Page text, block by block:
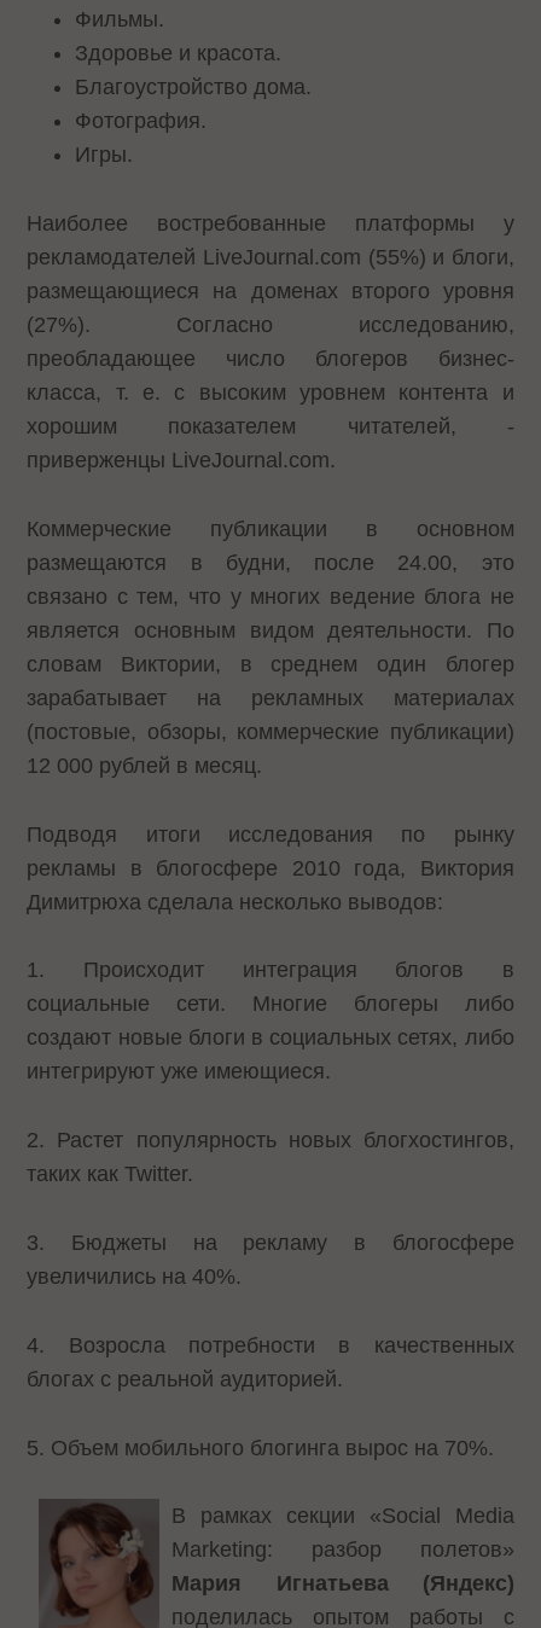
Фильмы.
Здоровье и красота.
Благоустройство дома.
Фотография.
Игры.
Наиболее востребованные платформы у
рекламодателей LiveJournal.com (55%) и блоги,
размещающиеся на доменах второго уровня
(27%). Согласно исследованию,
преобладающее число блогеров бизнес-
класса, т. е. с высоким уровнем контента и
хорошим показателем читателей, -
приверженцы LiveJournal.com.
Коммерческие публикации в основном
размещаются в будни, после 24.00, это
связано с тем, что у многих ведение блога не
является основным видом деятельности. По
словам Виктории, в среднем один блогер
зарабатывает на рекламных материалах
(постовые, обзоры, коммерческие публикации)
12 000 рублей в месяц.
Подводя итоги исследования по рынку
рекламы в блогосфере 2010 года, Виктория
Димитрюха сделала несколько выводов:
1. Происходит интеграция блогов в
социальные сети. Многие блогеры либо
создают новые блоги в социальных сетях, либо
интегрируют уже имеющиеся.
2. Растет популярность новых блогхостингов,
таких как Twitter.
3. Бюджеты на рекламу в блогосфере
увеличились на 40%.
4. Возросла потребности в качественных
блогах с реальной аудиторией.
5. Объем мобильного блогинга вырос на 70%.
В рамках секции «Social Media
Marketing: разбор полетов»
Мария Игнатьева
(Яндекс)
поделилась опытом работы с